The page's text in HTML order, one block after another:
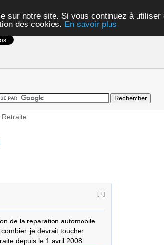
sur notre site. Si vous continuez à utiliser
des cookies. En savoir plus
Retraite
[ ! ]
de la reparation automobile
je devrait toucher
depuis le 1 avril 2008